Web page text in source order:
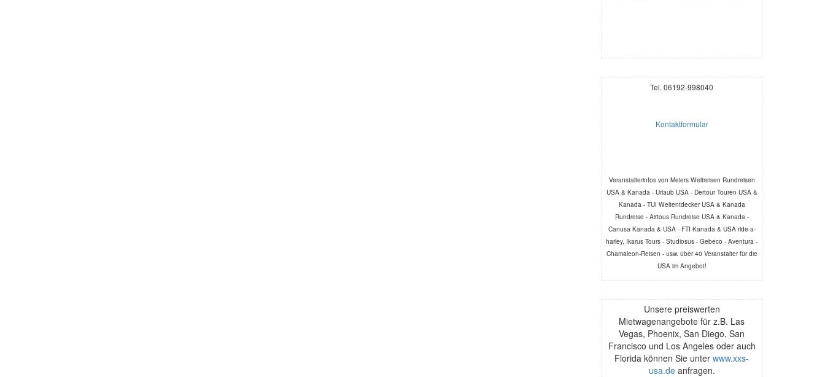
Tel. 06192-998040
Kontaktformular
Veranstalterinfos von Meiers Weltreisen Rundreisen
USA & Kanada - Urlaub USA - Dertour Touren USA &
Kanada - TUI Weltentdecker USA & Kanada
Rundreise - Airtous Rundreise USA & Kanada -
Canusa Kanada & USA - FTI Kanada & USA ride-a-
harley, Ikarus Tours - Studiosus - Gebeco - Aventura -
Chamäleon-Reisen - usw. über 40 Veranstalter für die
USA im Angebot!
Unsere preiswerten
Mietwagenangebote für z.B. Las
Vegas, Phoenix, San Diego, San
Francisco und Los Angeles oder auch
Florida können Sie unterwww.xxs-
usa.deanfragen.